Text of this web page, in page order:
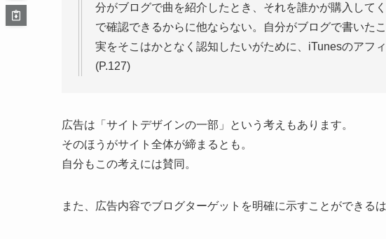
分がブログで曲を紹介したとき、それを誰かが購入して
で確認できるからに他ならない。自分がブログで書いた
実をそこはかとなく認知したいがために、iTunesのアフ
(P.127)
広告は「サイトデザインの一部」という考えもあります。
そのほうがサイト全体が締まるとも。
自分もこの考えには賛同。
また、広告内容でブログターゲットを明確に示すことができるは